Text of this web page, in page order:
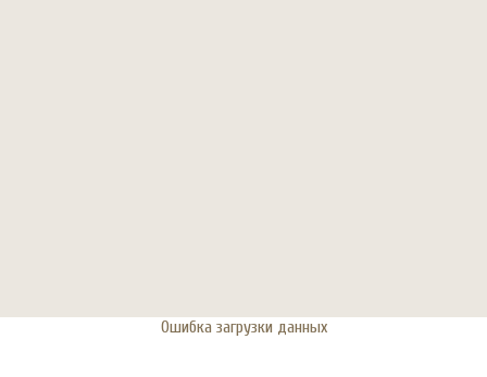
Ошибка загрузки данных